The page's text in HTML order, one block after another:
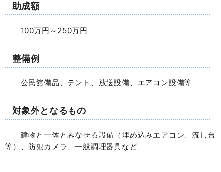
助成額
100万円～250万円
整備例
公民館備品、テント、放送設備、エアコン設備等
対象外となるもの
建物と一体とみなせる設備（埋め込みエアコン、流し台
等）、防犯カメラ、一般調理器具など